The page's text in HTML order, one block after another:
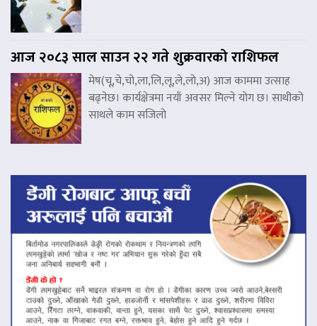
आज २०८३ साल साउन २२ गते शुक्रवारको राशिफल
मेष(चू,चे,चो,ला,लि,लू,ले,लो,अ) आज काममा उत्साह
बढ्नेछ। कार्यक्षेत्रमा नयाँ अवसर मिल्ने योग छ। साथीको
साथले काम सजिलो